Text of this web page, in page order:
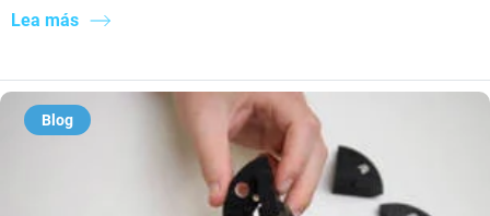
Lea más
Blog